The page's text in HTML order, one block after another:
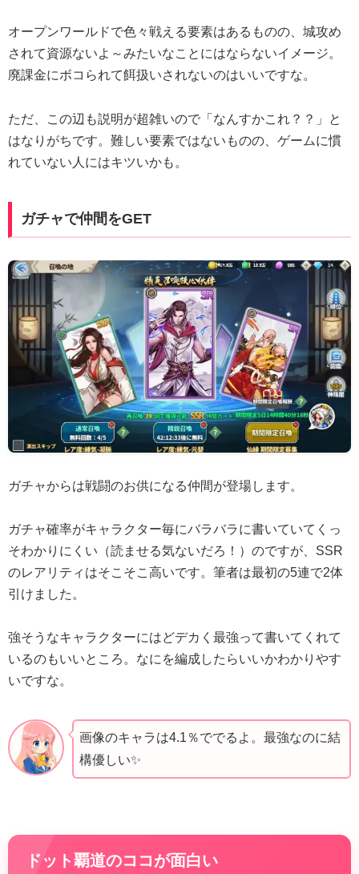
オープンワールドで色々戦える要素はあるものの、城攻め
されて資源ないよ～みたいなことにはならないイメージ。
廃課金にボコられて餌扱いされないのはいいですな。
ただ、この辺も説明が超雑いので「なんすかこれ？？」と
はなりがちです。難しい要素ではないものの、ゲームに慣
れていない人にはキツいかも。
ガチャで仲間をGET
ガチャからは戦闘のお供になる仲間が登場します。
ガチャ確率がキャラクター毎にバラバラに書いていてくっ
そわかりにくい（読ませる気ないだろ！）のですが、SSR
のレアリティはそこそこ高いです。筆者は最初の5連で2体
引けました。
強そうなキャラクターにはどデカく最強って書いてくれて
いるのもいいところ。なにを編成したらいいかわかりやす
いですな。
画像のキャラは4.1％ででるよ。最強なのに結
構優しい✨️
ドット覇道のココが面白い